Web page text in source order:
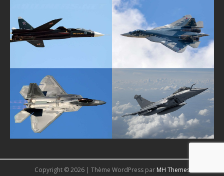
Copyright © 2026 | Thème WordPress par MH Themes